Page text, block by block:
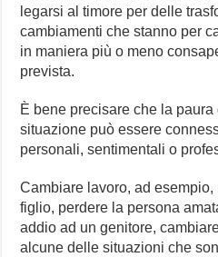
legarsi al timore per delle
cambiamenti che stanno per
in maniera più o meno
prevista.
È bene precisare che la
situazione può essere
personali, sentimentali o
Cambiare lavoro, ad
figlio, perdere la persona
addio ad un genitore,
alcune delle situazioni che